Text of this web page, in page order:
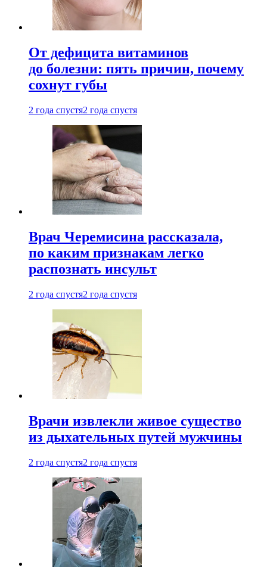
От дефицита витаминов
до болезни: пять причин, почему
сохнут губы
2 года спустя2 года спустя
Врач Черемисина рассказала,
по каким признакам легко
распознать инсульт
2 года спустя2 года спустя
Врачи извлекли живое существо
из дыхательных путей мужчины
2 года спустя2 года спустя